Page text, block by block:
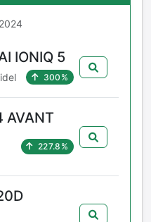
IONIQ 5
300%
AVANT
227.8%